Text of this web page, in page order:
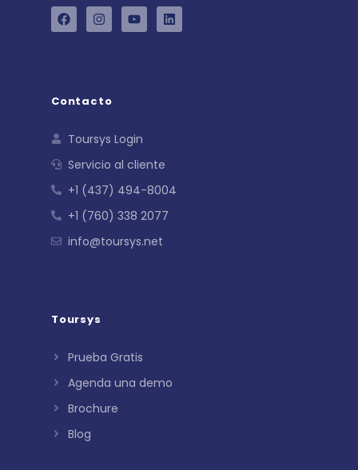
Contacto
Toursys Login
Servicio al cliente
+1 (437) 494-8004
+1 (760) 338 2077
info@toursys.net
Toursys
Prueba Gratis
Agenda una demo
Brochure
Blog